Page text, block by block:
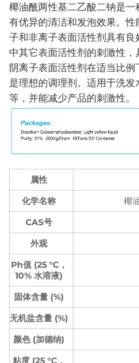
椰油酰两性基二乙酸二钠是
有优异的清洁和发泡效果。
子和非离子表面活性剂具有
中其它表面活性剂的刺激性
阴离子表面活性剂在适当比例
是理想的调理剂。适用于洗
等，并能减少产品的刺激性。
属性
化学名称
椰
CAS号
外观
Ph值 (25 °C，
10% 水溶液)
固体含量 (%)
无机盐含量 (%)
颜色 (加德纳)
粘度 (25 °C，